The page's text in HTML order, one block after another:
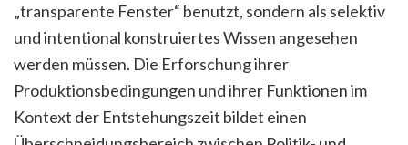
„transparente Fenster“ benutzt, sondern als selektiv
und intentional konstruiertes Wissen angesehen
werden müssen. Die Erforschung ihrer
Produktionsbedingungen und ihrer Funktionen im
Kontext der Entstehungszeit bildet einen